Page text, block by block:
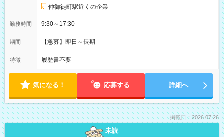
仲御徒町駅近くの企業
勤務時間 9:30～17:30
期間 【急募】即日～長期
特徴 履歴書不要
気になる！ 応募する 詳細へ
掲載日：2026.07.26
未読